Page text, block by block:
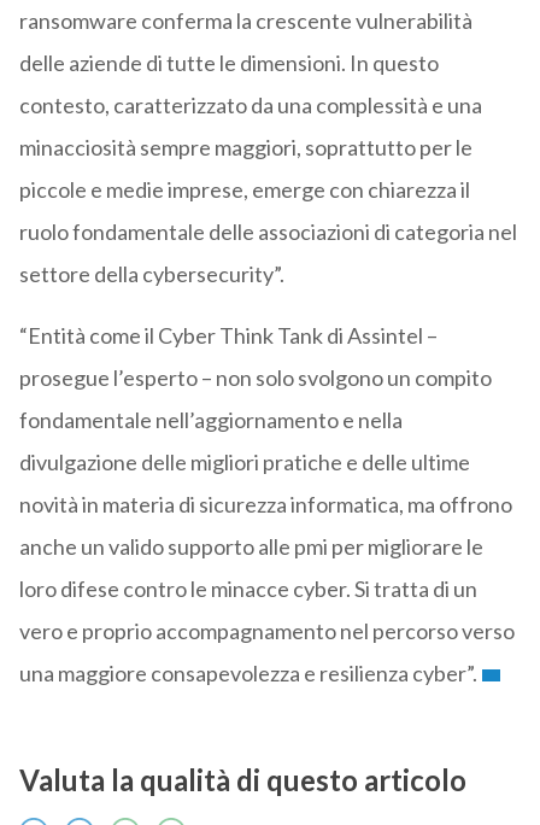
ransomware conferma la crescente vulnerabilità
delle aziende di tutte le dimensioni. In questo
contesto, caratterizzato da una complessità e una
minacciosità sempre maggiori, soprattutto per le
piccole e medie imprese, emerge con chiarezza il
ruolo fondamentale delle associazioni di categoria nel
settore della cybersecurity”.
“Entità come il Cyber Think Tank di Assintel –
prosegue l’esperto – non solo svolgono un compito
fondamentale nell’aggiornamento e nella
divulgazione delle migliori pratiche e delle ultime
novità in materia di sicurezza informatica, ma offrono
anche un valido supporto alle pmi per migliorare le
loro difese contro le minacce cyber. Si tratta di un
vero e proprio accompagnamento nel percorso verso
una maggiore consapevolezza e resilienza cyber”.
Valuta la qualità di questo articolo